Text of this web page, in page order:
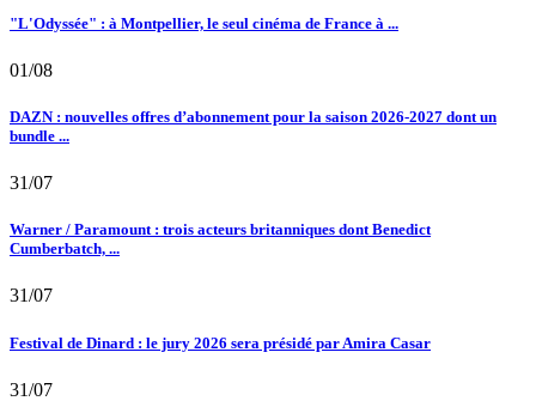
"L'Odyssée" : à Montpellier, le seul cinéma de France à ...
01/08
DAZN : nouvelles offres d’abonnement pour la saison 2026-2027 dont un
bundle ...
31/07
Warner / Paramount : trois acteurs britanniques dont Benedict
Cumberbatch, ...
31/07
Festival de Dinard : le jury 2026 sera présidé par Amira Casar
31/07